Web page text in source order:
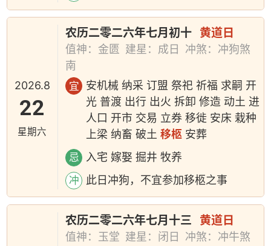
2026.8
22
星期六
农历二零二六年七月初十 黄道日
值神：金匮 建星：成日
冲煞：冲狗煞
南
宜
安机械 纳采 订盟 祭祀 祈福 求嗣 开
光 普渡 出行 出火 拆卸 修造 动土 进
人口 开市 交易 立券 移徙 安床 栽种
上梁 纳畜 破土移柩 安葬
忌 入宅 嫁娶 掘井 牧养
冲 此日冲狗，不宜参加移柩之事
农历二零二六年七月十三 黄道日
值神：玉堂 建星：闭日
冲煞：冲牛煞